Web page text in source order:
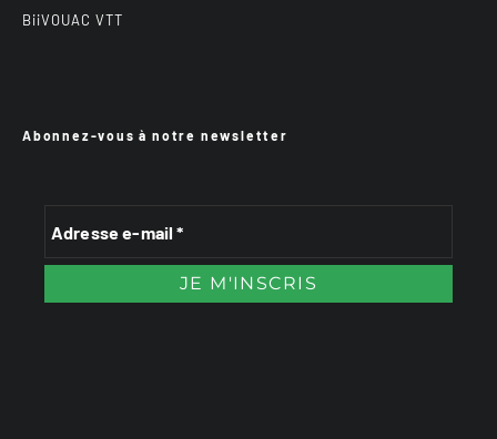
BiiVOUAC VTT
Abonnez-vous à notre newsletter